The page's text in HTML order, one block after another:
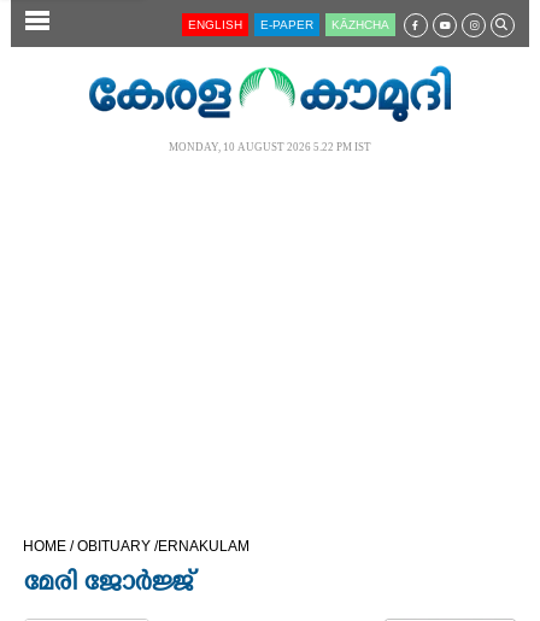
SECTIONS ENGLISH E-PAPER KĀZHCHA
MONDAY, 10 AUGUST 2026 5.22 PM IST
HOME /OBITUARY /ERNAKULAM
മേരി ജോർജ്ജ്